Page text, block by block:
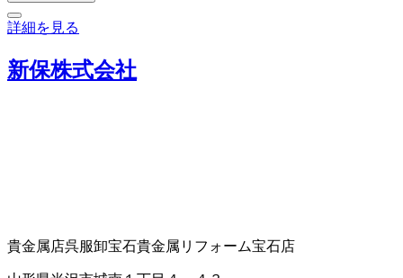
詳細を見る
新保株式会社
貴金属店呉服卸宝石貴金属リフォーム宝石店